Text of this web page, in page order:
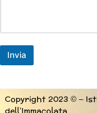
Invia
Copyright 2023 © –